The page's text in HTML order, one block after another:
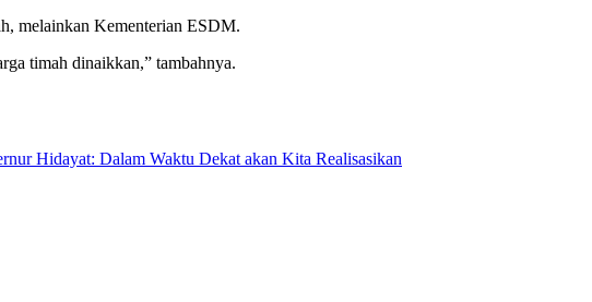
melainkan Kementerian ESDM.
timah dinaikkan,” tambahnya.
Hidayat: Dalam Waktu Dekat akan Kita Realisasikan